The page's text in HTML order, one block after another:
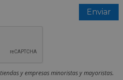
y empresas minoristas y mayoristas.